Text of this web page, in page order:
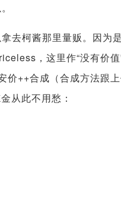
去柯酱那里量贩。因为
，这里作“没有
价++合成（合成方法跟
从此不用愁：